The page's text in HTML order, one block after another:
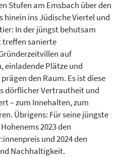
Stufen am Emsbach über den
hinein ins Jüdische Viertel und
In der jüngst behutsam
sanierte
auf
einladende Plätze und
den Raum. Es ist diese
dörflicher Vertrautheit und
– zum Innehalten, zum
Übrigens: Für seine jüngste
2023 den
und 2024 den
Nachhaltigkeit.